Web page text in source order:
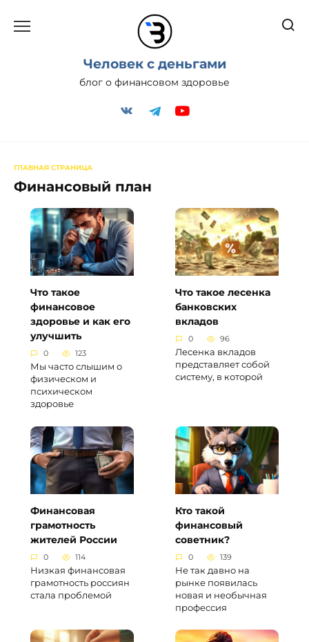
содержанию
Человек с деньгами
блог о финансовом здоровье
ГЛАВНАЯ СТРАНИЦА
Финансовый план
Что такое
финансовое
здоровье и как его
улучшить
0 123
Мы часто слышим о
физическом и
психическом
здоровье
Что такое лесенка
банковских
вкладов
0 96
Лесенка вкладов
представляет собой
систему, в которой
Финансовая
грамотность
жителей России
0 114
Низкая финансовая
грамотность россиян
стала проблемой
Кто такой
финансовый
советник?
0 139
Не так давно на
рынке появилась
новая и необычная
профессия